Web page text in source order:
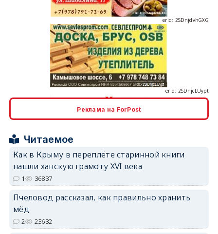
erid: 2SDnjdPjgYS
Реклама на ForPost
Читаемое
Как в Крыму в переплёте старинной книги
нашли ханскую грамоту XVI века
1 36837
Пчеловод рассказал, как правильно хранить
мёд
2 23632